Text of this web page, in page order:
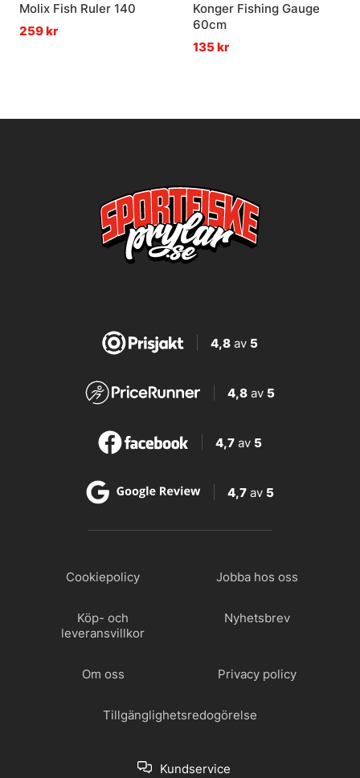
Molix Fish Ruler 140
259 kr
Konger Fishing Gauge
60cm
135 kr
4,8av 5
4,8 av 5
4,7 av 5
4,7 av 5
Cookiepolicy Jobba hos oss
Köp- och
leveransvillkor
Nyhetsbrev
Om oss Privacy policy
Tillgänglighetsredogörelse
Kundservice